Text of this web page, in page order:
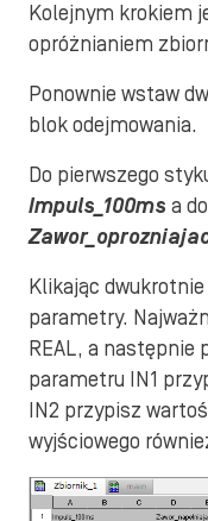
Kolejnym krokiem
opróżnianiem
Ponownie wstaw
blok odejmowania.
Do pierwszego
Impuls_100ms a
Klikając
parametry.
REAL, a następnie
parametru IN1
IN2 przypisz
wyjściowego